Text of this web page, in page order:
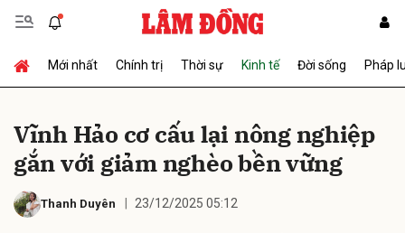
Mới nhất Chính trị Thời sự Kinh tế Đời sống Pháp
Vĩnh Hảo cơ cấu lại nông nghiệp
gắn với giảm nghèo bền vững
Thanh Duyên 23/12/2025 05:12
Gửi bình luận